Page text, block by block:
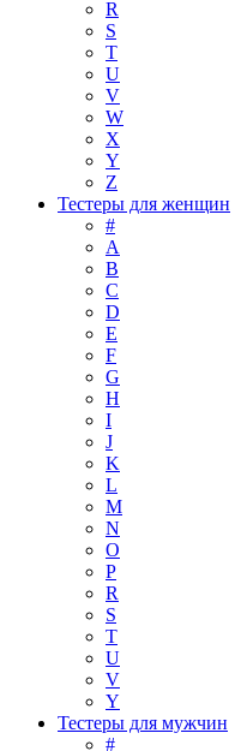
R
S
T
U
V
W
X
Y
Z
Тестеры для женщин
#
A
B
C
D
E
F
G
H
I
J
K
L
M
N
O
P
R
S
T
U
V
Y
Тестеры для мужчин
#